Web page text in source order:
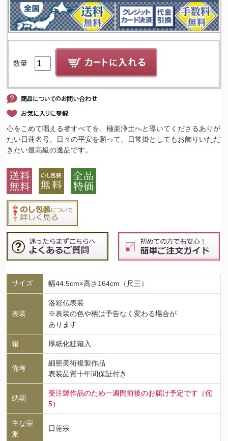
数量
心をこめて唱える者すべてを、極楽浄土へと導いてくださるありが
たい日蓮名号。日々の平安を願って、日常掛としてもお飾りいただ
きたい最高級の逸品です。
サイズ 幅44.5cm×高さ164cm（尺三）
表装
洛彩仏表装
※表装の色や柄は予告なく変わる場合が
あります
箱 厚紙化粧箱入
備考
細密美術複製作品
表装品質十年間保証付き
納期
受注製作品のため一週間前後のお届け予定です（侘
5）
主な宗
派
日蓮宗